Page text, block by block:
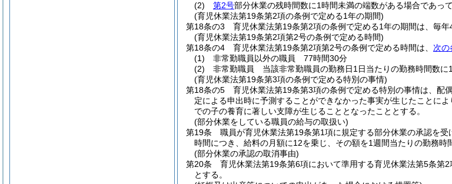
(2)
第2号部分休業の残時間数に1時間未満の端数がある場合であ
(育児休業法第19条第2項の条例で定める1年の期間)
第18条の3
育児休業法第19条第2項の条例で定める1年の期間は、毎年
(育児休業法第19条第2項第2号の条例で定める時間)
第18条の4
育児休業法第19条第2項第2号の条例で定める時間は、 次の
(1)
非常勤職員以外の職員 77時間30分
(2)
非常勤職員 当該非常勤職員の勤務日1日当たりの勤務時間数に
(育児休業法第19条第3項の条例で定める特別の事情)
第18条の5
育児休業法第19条第3項の条例で定める特別の事情は、配
定による申出時に予測することができなかった事実が生じたことに
での子の養育に著しい支障が生じることとなったこととする。
(部分休業をしている職員の給与の取扱い)
第19条
職員が育児休業法第19条第1項に規定する部分休業の承認を受
時間につき、給料の月額に12を乗じ、その額を1週間当たりの勤務時
(部分休業の承認の取消事由)
第20条
育児休業法第19条第6項において準用する育児休業法第5条第
とする。